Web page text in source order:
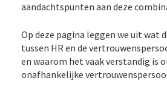
aandachtspunten aan deze
Op deze pagina leggen we uit wat
tussen HR en de
en waarom het vaak verstandig is
onafhankelijke